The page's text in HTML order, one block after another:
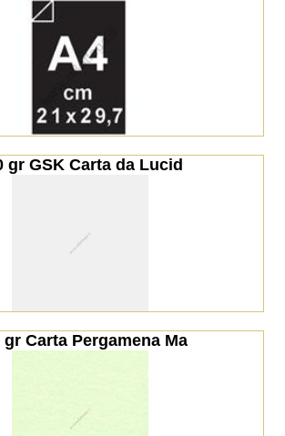
gr GSK Carta da Lucid
gr Carta Pergamena Ma